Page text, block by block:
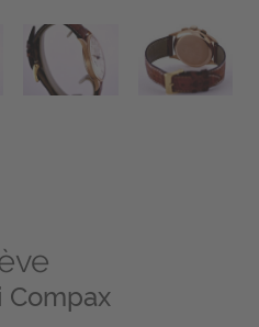
Compax